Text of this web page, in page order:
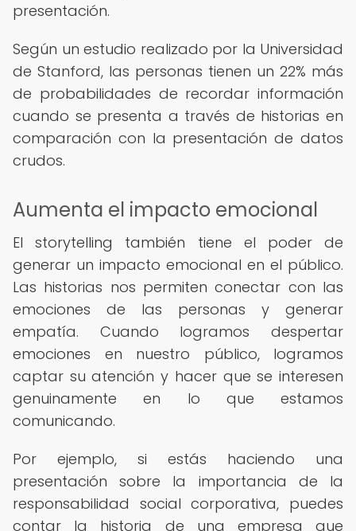
presentación.
Según un estudio realizado por la Universidad
de Stanford, las personas tienen un 22% más
de probabilidades de recordar información
cuando se presenta a través de historias en
comparación con la presentación de datos
crudos.
Aumenta el impacto emocional
El storytelling también tiene el poder de
generar un impacto emocional en el público.
Las historias nos permiten conectar con las
emociones de las personas y generar
empatía. Cuando logramos despertar
emociones en nuestro público, logramos
captar su atención y hacer que se interesen
genuinamente en lo que estamos
comunicando.
Por ejemplo, si estás haciendo una
presentación sobre la importancia de la
responsabilidad social corporativa, puedes
contar la historia de una empresa que